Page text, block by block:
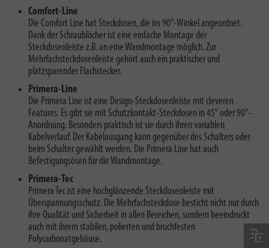
Comfort-Line
Die Comfort Line hat Steckdosen, die im 90°-Winkel angeordnet.
Dank der Schraublöcher ist eine einfache Montage der
Steckdosenleiste z.B. an eine Wandmontage möglich. Zur
Mehrfachsteckdosenleiste gehört auch ein praktischer und
platzsparender Flachstecker.
Primera-Line
Die Primera Line ist eine Design-Steckdosenleiste mit cleveren
Features. Es gibt sie mit Schutzkontakt-Steckdosen in 45° oder 90°-
Anordnung. Besonders praktisch ist sie durch ihren variablen
Kabelverlauf. Der Kabelausgang kann gegenüber des Schalters oder
beim Schalter gewählt werden. Die Primera Line hat auch
Befestigungsösen für die Wandmontage.
Primera-Tec
Primera Tec ist eine hochglänzende Steckdosenleiste mit
Überspannungsschutz. Die Mehrfachsteckdose besticht nicht nur durch
ihre Qualität und Sicherheit in allen Bereichen, sondern beeindruckt
auch mit ihrem stabilen, polierten und bruchfesten
Polycarbonatgehäuse.